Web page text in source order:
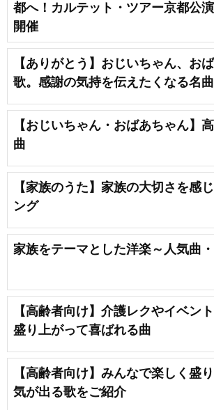
都へ！カルテット・ツアー京都公
開催
【ありがとう】おじいちゃん、お
歌。感謝の気持を伝えたくなる名曲
【おじいちゃん・おばあちゃん】
曲
【家族のうた】家族の大切さを感
ング
家族をテーマとした洋楽～人気曲
【高齢者向け】介護レクやイベン
盛り上がって喜ばれる曲
【高齢者向け】みんなで楽しく盛
気が出る歌をご紹介